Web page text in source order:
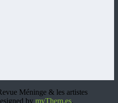
Méninge & les artistes
by myThem.es.